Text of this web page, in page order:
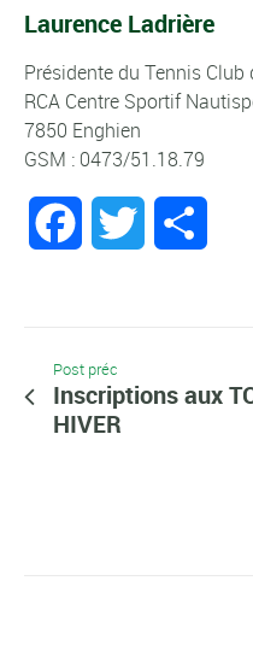
Laurence Ladrière
Présidente du Tennis Club
RCA Centre Sportif
7850 Enghien
GSM : 0473/51.18.79
FacebookTwitter
Post préc
Inscriptions aux
HIVER